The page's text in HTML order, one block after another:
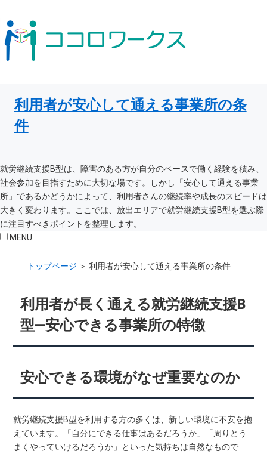
利用者が安心して通える事業所の条
件
就労継続支援B型は、障害のある方が自分のペースで働く経験を積み、
社会参加を目指すために大切な場です。しかし「安心して通える事業
所」であるかどうかによって、利用者さんの継続率や成長のスピードは
大きく変わります。ここでは、放出エリアで就労継続支援B型を選ぶ際
に注目すべきポイントを整理します。
MENU
トップページ ＞ 利用者が安心して通える事業所の条件
利用者が長く通える就労継続支援B
型―安心できる事業所の特徴
安心できる環境がなぜ重要なのか
就労継続支援B型を利用する方の多くは、新しい環境に不安を抱
えています。「自分にできる仕事はあるだろうか」「周りとう
まくやっていけるだろうか」といった気持ちは自然なもので